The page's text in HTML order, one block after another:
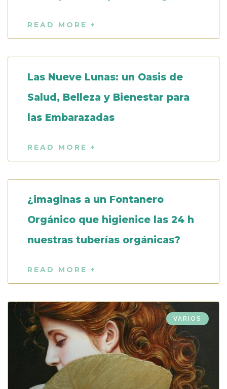
READ MORE +
Las Nueve Lunas: un Oasis de
Salud, Belleza y Bienestar para
las Embarazadas
READ MORE +
¿imaginas a un Fontanero
Orgánico que higienice las 24 h
nuestras tuberías orgánicas?
READ MORE +
VARIOS